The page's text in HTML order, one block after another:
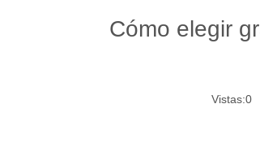
Cómo elegir
Vistas:0